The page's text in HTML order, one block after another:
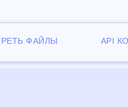
ФАЙЛЫ API